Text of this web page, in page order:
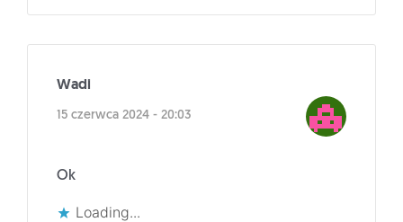
Wadi
15 czerwca 2024 - 20:03
Ok
Loading...